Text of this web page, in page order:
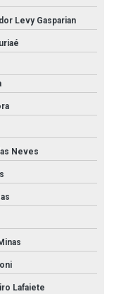
Levy Gasparian
Neves
Lafaiete